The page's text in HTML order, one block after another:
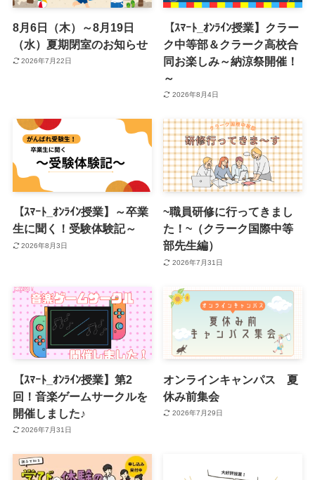
8月6日（木）～8月19日
（水）夏期閉室のお知らせ
2026年7月22日
【ｽﾏｰﾄ_ｵﾝﾗｲﾝ授業】クラー
ク中等部＆クラーク高校合
同お楽しみ～納涼祭開催！
～
2026年8月4日
【ｽﾏｰﾄ_ｵﾝﾗｲﾝ授業】～卒業
生に聞く！受験体験記～
2026年8月3日
~職員研修に行ってきまし
た！~（クラーク国際中等
部先生編）
2026年7月31日
【ｽﾏｰﾄ_ｵﾝﾗｲﾝ授業】第2
回！音楽ゲームサークルを
開催しました♪
2026年7月31日
オンラインキャンパス 夏
休み前集会
2026年7月29日